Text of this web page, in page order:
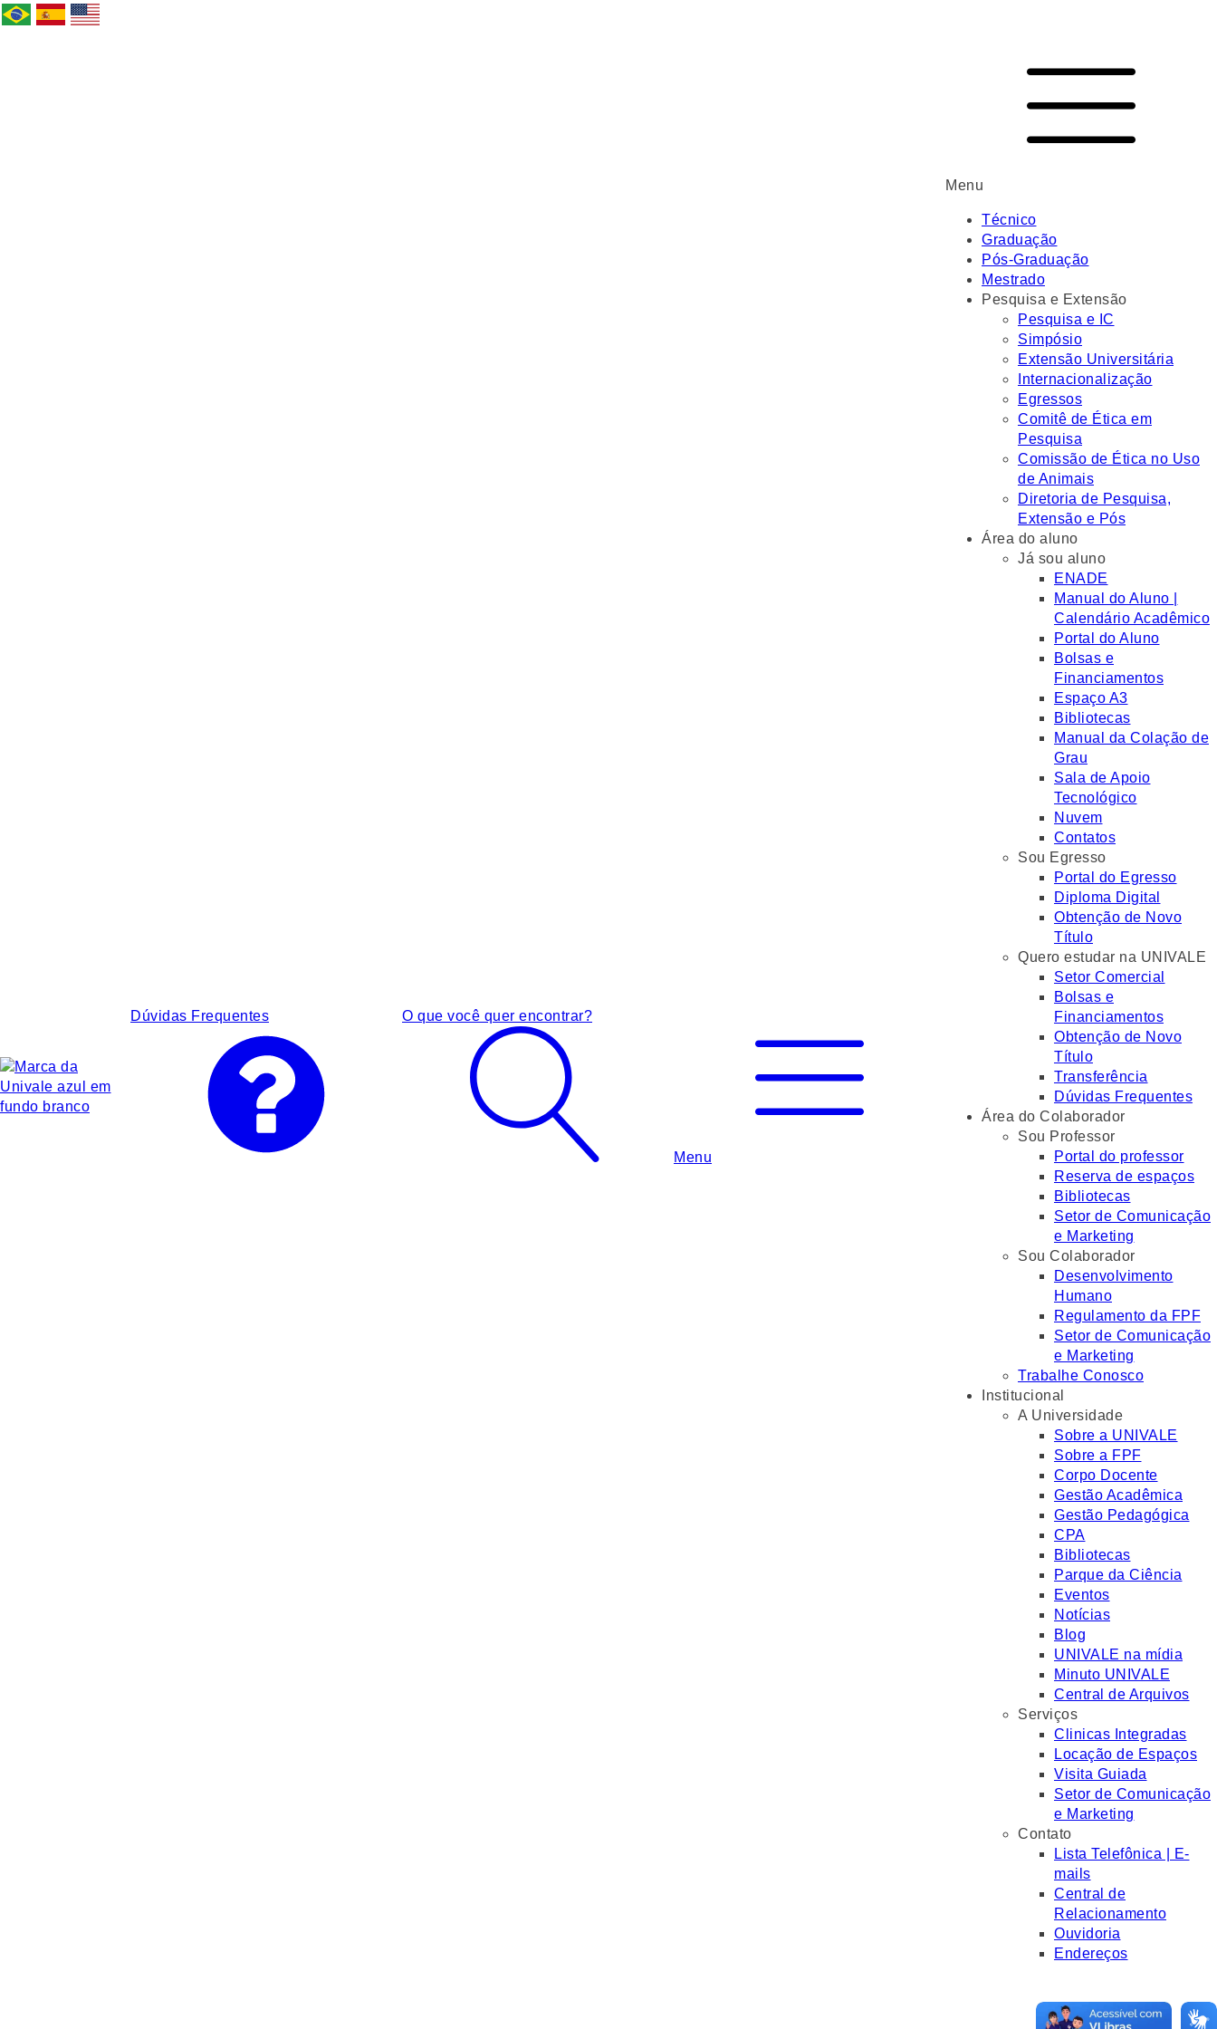
Dúvidas Frequentes O que você quer encontrar?
Menu
Menu
Técnico
Graduação
Pós-Graduação
Mestrado
Pesquisa e Extensão
Pesquisa e IC
Simpósio
Extensão Universitária
Internacionalização
Egressos
Comitê de Ética em
Pesquisa
Comissão de Ética no Uso
de Animais
Diretoria de Pesquisa,
Extensão e Pós
Área do aluno
Já sou aluno
ENADE
Manual do Aluno |
Calendário Acadêmico
Portal do Aluno
Bolsas e
Financiamentos
Espaço A3
Bibliotecas
Manual da Colação de
Grau
Sala de Apoio
Tecnológico
Nuvem
Contatos
Sou Egresso
Portal do Egresso
Diploma Digital
Obtenção de Novo
Título
Quero estudar na UNIVALE
Setor Comercial
Bolsas e
Financiamentos
Obtenção de Novo
Título
Transferência
Dúvidas Frequentes
Área do Colaborador
Sou Professor
Portal do professor
Reserva de espaços
Bibliotecas
Setor de Comunicação
e Marketing
Sou Colaborador
Desenvolvimento
Humano
Regulamento da FPF
Setor de Comunicação
e Marketing
Trabalhe Conosco
Institucional
A Universidade
Sobre a UNIVALE
Sobre a FPF
Corpo Docente
Gestão Acadêmica
Gestão Pedagógica
CPA
Bibliotecas
Parque da Ciência
Eventos
Notícias
Blog
UNIVALE na mídia
Minuto UNIVALE
Central de Arquivos
Serviços
Clinicas Integradas
Locação de Espaços
Visita Guiada
Setor de Comunicação
e Marketing
Contato
Lista Telefônica | E-
mails
Central de
Relacionamento
Ouvidoria
Endereços